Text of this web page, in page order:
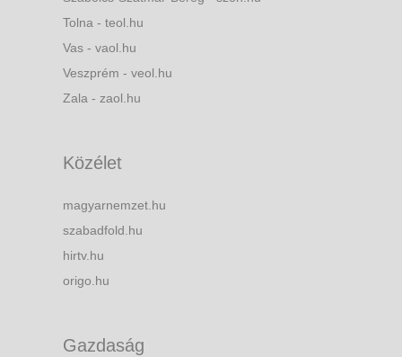
Tolna - teol.hu
Vas - vaol.hu
Veszprém - veol.hu
Zala - zaol.hu
Közélet
magyarnemzet.hu
szabadfold.hu
hirtv.hu
origo.hu
Gazdaság